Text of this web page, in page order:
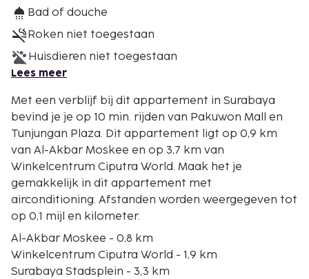
Bad of douche
Roken niet toegestaan
Huisdieren niet toegestaan
Lees meer
Met een verblijf bij dit appartement in Surabaya
bevind je je op 10 min. rijden van Pakuwon Mall en
Tunjungan Plaza. Dit appartement ligt op 0,9 km
van Al-Akbar Moskee en op 3,7 km van
Winkelcentrum Ciputra World. Maak het je
gemakkelijk in dit appartement met
airconditioning. Afstanden worden weergegeven tot
op 0,1 mijl en kilometer.
Al-Akbar Moskee - 0,8 km
Winkelcentrum Ciputra World - 1,9 km
Surabaya Stadsplein - 3,3 km